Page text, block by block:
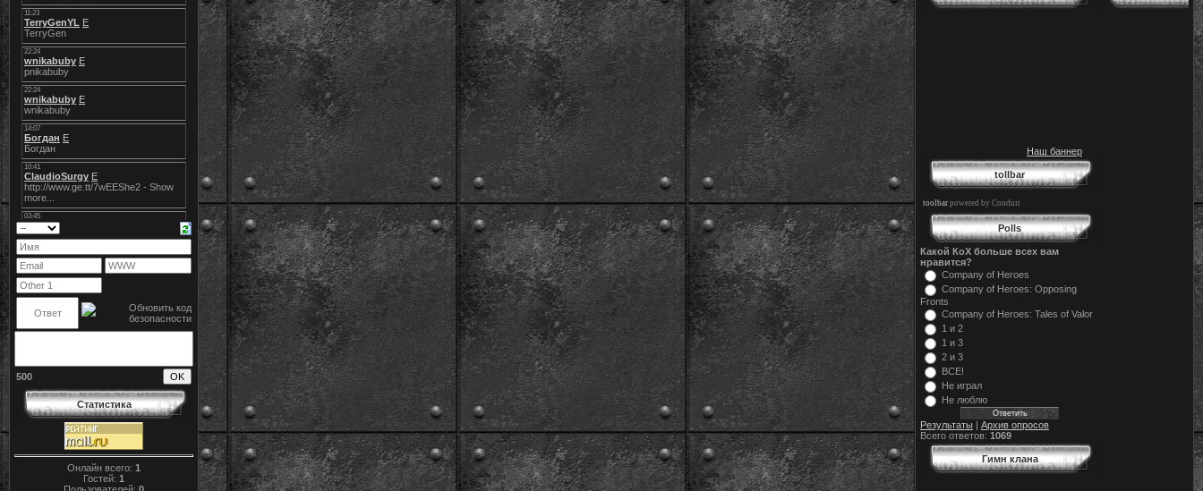
500
Статистика
Онлайн всего: 1
Гостей: 1
Наш баннер
tollbar
toolbar powered by Conduit
Polls
Какой КоХ больше всех вам
нравится?
Company of Heroes
Company of Heroes: Opposing
Fronts
Company of Heroes: Tales of Valor
1 и 2
1 и 3
2 и 3
ВСЕ!
Не играл
Не люблю
Результаты | Архив опросов
Всего ответов: 1069
Гимн клана